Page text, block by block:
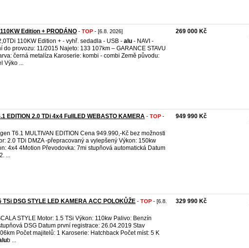
Edition + PRODÁNO - TOP - [6.8. 2026]
110KW Edition + - vyhř. sedadla - USB - alu - NAVI -
do provozu: 11/2015 Najeto: 133 107km – GARANCE STAVU
černá metalíza Karoserie: kombi - combi Země původu:
Výko ...
269 000 Kč
EDITION 2.0 TDi 4x4 FullLED WEBASTO KAMERA - TOP -
T6.1 MULTIVAN EDITION Cena 949.990,-Kč bez možnosti
2.0 TDi DMZA -přepracovaný a vylepšený Výkon: 150kw
4x4 4Motion Převodovka: 7mi stupňová automatická Datum
...
949 990 Kč
DSG STYLE LED KAMERA ACC POLOKŮŽE - TOP - [6.8.
STYLE Motor: 1.5 TSi Výkon: 110kw Palivo: Benzín
DSG Datum první registrace: 26.04.2019 Stav
Počet majitelů: 1 Karoserie: Hatchback Počet míst: 5 K
b ...
329 990 Kč